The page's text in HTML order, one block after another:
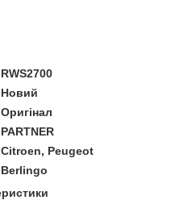
RWS2700
Новий
Оригінал
PARTNER
Citroen, Peugeot
Berlingo